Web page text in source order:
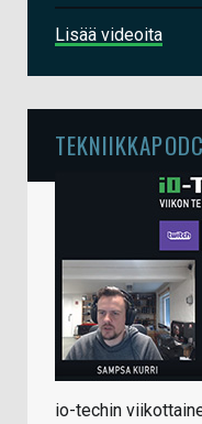
Lisää videoita
io-techin